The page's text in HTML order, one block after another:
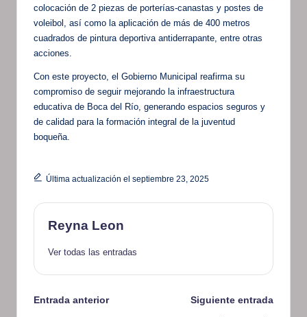
colocación de 2 piezas de porterías-canastas y postes de
voleibol, así como la aplicación de más de 400 metros
cuadrados de pintura deportiva antiderrapante, entre otras
acciones.
Con este proyecto, el Gobierno Municipal reafirma su
compromiso de seguir mejorando la infraestructura
educativa de Boca del Río, generando espacios seguros y
de calidad para la formación integral de la juventud
boqueña.
Última actualización el septiembre 23, 2025
Reyna Leon
Ver todas las entradas
Navegación
Entrada anterior Siguiente entrada